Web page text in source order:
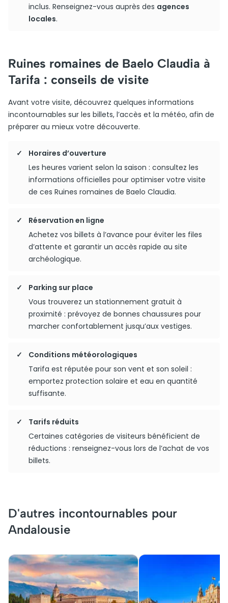
inclus. Renseignez-vous auprès des agences
locales.
Ruines romaines de Baelo Claudia à
Tarifa : conseils de visite
Avant votre visite, découvrez quelques informations
incontournables sur les billets, l’accès et la météo, afin de
préparer au mieux votre découverte.
Horaires d’ouverture
Les heures varient selon la saison : consultez les
informations officielles pour optimiser votre visite
de ces Ruines romaines de Baelo Claudia.
Réservation en ligne
Achetez vos billets à l’avance pour éviter les files
d’attente et garantir un accès rapide au site
archéologique.
Parking sur place
Vous trouverez un stationnement gratuit à
proximité : prévoyez de bonnes chaussures pour
marcher confortablement jusqu’aux vestiges.
Conditions météorologiques
Tarifa est réputée pour son vent et son soleil :
emportez protection solaire et eau en quantité
suffisante.
Tarifs réduits
Certaines catégories de visiteurs bénéficient de
réductions : renseignez-vous lors de l’achat de vos
billets.
D'autres incontournables pour
Andalousie